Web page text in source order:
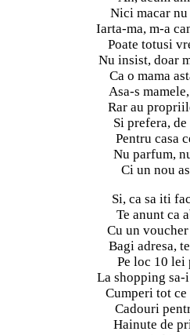
Nici macar
Iarta-ma, m-a
Poate totusi
Nu insist, doar
Ca o mama
Asa-s
Rar au
Si prefera,
Pentru casa
Nu parfum,
Ci un nou
Si, ca sa iti
Te anunt ca
Cu un
Bagi adresa,
Pe loc 10 lei
La shopping
Cumperi tot
Cadouri
Hainute de